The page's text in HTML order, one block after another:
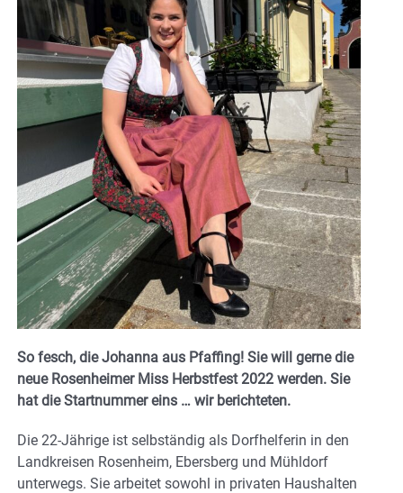
So fesch, die Johanna aus Pfaffing! Sie will gerne die
neue Rosenheimer Miss Herbstfest 2022 werden. Sie
hat die Startnummer eins … wir berichteten.
Die 22-Jährige ist selbständig als Dorfhelferin in den
Landkreisen Rosenheim, Ebersberg und Mühldorf
unterwegs. Sie arbeitet sowohl in privaten Haushalten